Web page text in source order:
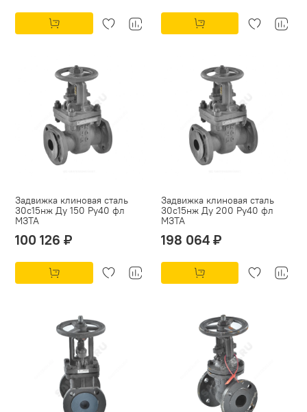
Задвижка клиновая сталь
30с15нж Ду 150 Ру40 фл
МЗТА
100 126 ₽
Задвижка клиновая сталь
30с15нж Ду 200 Ру40 фл
МЗТА
198 064 ₽